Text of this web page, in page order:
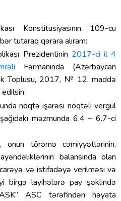
Konstitusiyasının 109-cu
tutaraq qərara alıram:
Prezidentinin 2017-ci il 4
Fərmanında (Azərbaycan
Toplusu, 2017, № 12, maddə
nöqtə işarəsi nöqtəli vergül
məzmunda 6.4 – 6.7-ci
onun törəmə cəmiyyətlərinin,
balansında olan
və istifadəyə verilməsi və
birgə layihələrə pay şəklində
ASC tərəfindən həyata